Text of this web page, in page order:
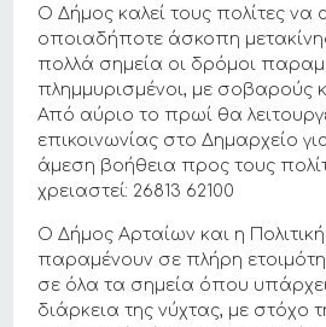
Ο Δήμος καλεί τους πολίτες να
οποιαδήποτε άσκοπη
πολλά σημεία οι δρόμοι
πλημμυρισμένοι, με σοβαρούς
Από αύριο το πρωί θα
επικοινωνίας στο Δημαρχείο
άμεση βοήθεια προς τους
χρειαστεί: 26813 62100
Ο Δήμος Αρταίων και η
παραμένουν σε πλήρη
σε όλα τα σημεία όπου
διάρκεια της νύχτας, με στόχο